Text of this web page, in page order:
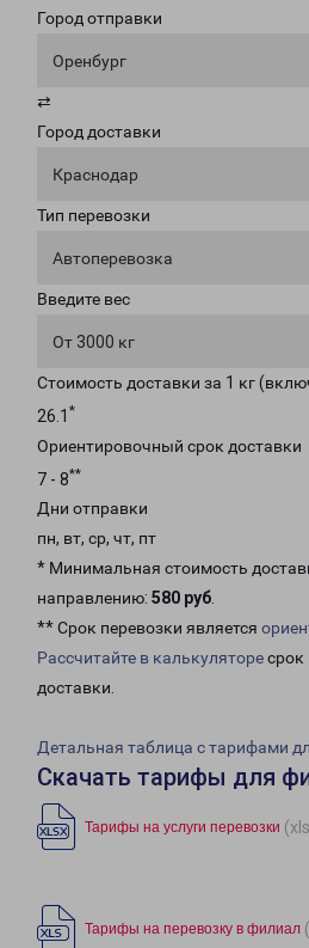
Город отправки
Оренбург
⇄
Город доставки
Краснодар
Тип перевозки
Автоперевозка
Введите вес
От 3000 кг
Стоимость доставки за 1 кг
26.1 *
Ориентировочный срок доставки
7 - 8**
Дни отправки
пн, вт, ср, чт, пт
* Минимальная стоимость
направлению: 580 руб.
** Срок перевозки является
Рассчитайте в калькуляторесрок
доставки.
Детальная таблица с тарифами
Скачать тарифы для
Тарифы на услуги перевозки
Тарифы на перевозку в филиал